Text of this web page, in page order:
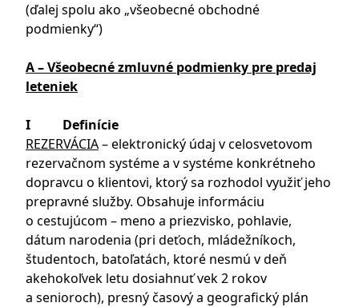
(ďalej spolu ako „všeobecné obchodné
podmienky“)
A – Všeobecné zmluvné podmienky pre predaj
leteniek
I Definície
REZERVÁCIA– elektronický údaj v celosvetovom
rezervačnom systéme a v systéme konkrétneho
dopravcu o klientovi, ktorý sa rozhodol využiť jeho
prepravné služby. Obsahuje informáciu
o cestujúcom – meno a priezvisko, pohlavie,
dátum narodenia (pri deťoch, mládežníkoch,
študentoch, batoľatách, ktoré nesmú v deň
akehokoľvek letu dosiahnuť vek 2 rokov
a senioroch), presný časový a geografický plán